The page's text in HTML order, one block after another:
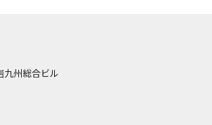
州総合ビル